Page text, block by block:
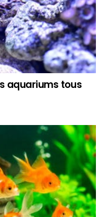
aquariums tous